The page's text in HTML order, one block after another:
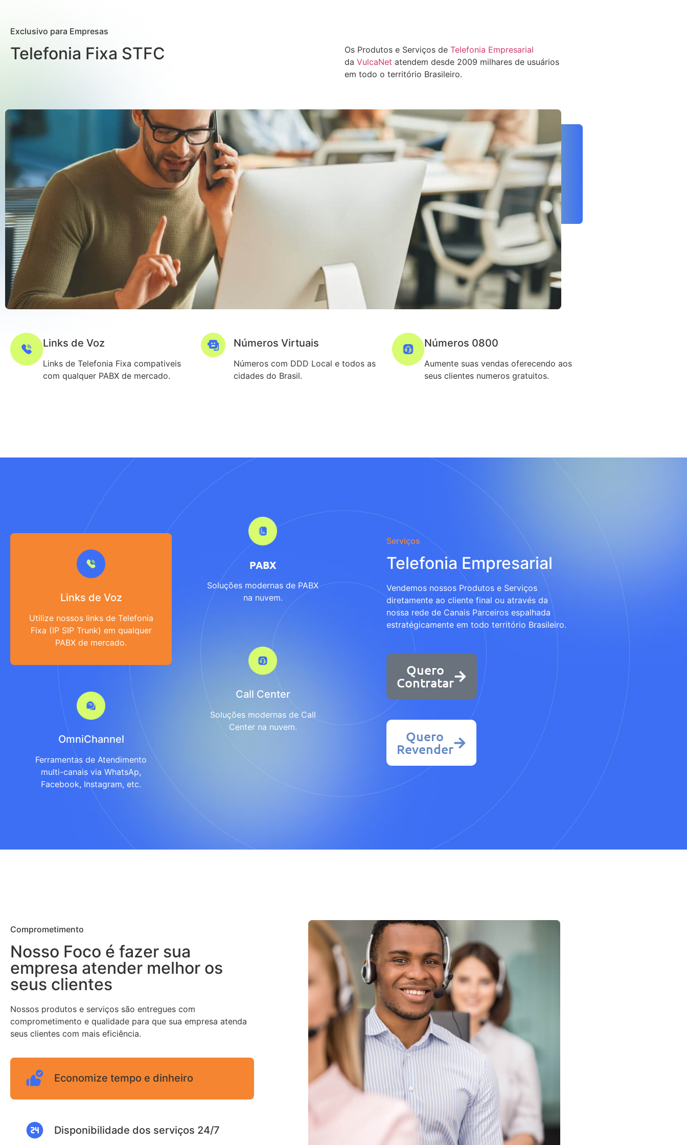
Exclusivo para Empresas
Telefonia Fixa STFC Os Produtos e Serviços de Telefonia Empresarial
da VulcaNet atendem desde 2009 milhares de usuários
em todo o território Brasileiro.
Links de Voz
Links de Telefonia Fixa compativeis
com qualquer PABX de mercado.
Números Virtuais
Números com DDD Local e todos as
cidades do Brasil.
Números 0800
Aumente suas vendas oferecendo aos
seus clientes numeros gratuitos.
Links de Voz
Utilize nossos links de Telefonia
Fixa (IP SIP Trunk) em qualquer
PABX de mercado.
OmniChannel
Ferramentas de Atendimento
multi-canais via WhatsAp,
Facebook, Instagram, etc.
PABX
Soluções modernas de PABX
na nuvem.
Call Center
Soluções modernas de Call
Center na nuvem.
Serviços
Telefonia Empresarial
Vendemos nossos Produtos e Serviços
diretamente ao cliente final ou através da
nossa rede de Canais Parceiros espalhada
estratégicamente em todo território Brasileiro.
Quero
Contratar
Quero
Revender
Comprometimento
Nosso Foco é fazer sua
empresa atender melhor os
seus clientes
Nossos produtos e serviços são entregues com
comprometimento e qualidade para que sua empresa atenda
seus clientes com mais eficiência.
Economize tempo e dinheiro
Disponibilidade dos serviços 24/7